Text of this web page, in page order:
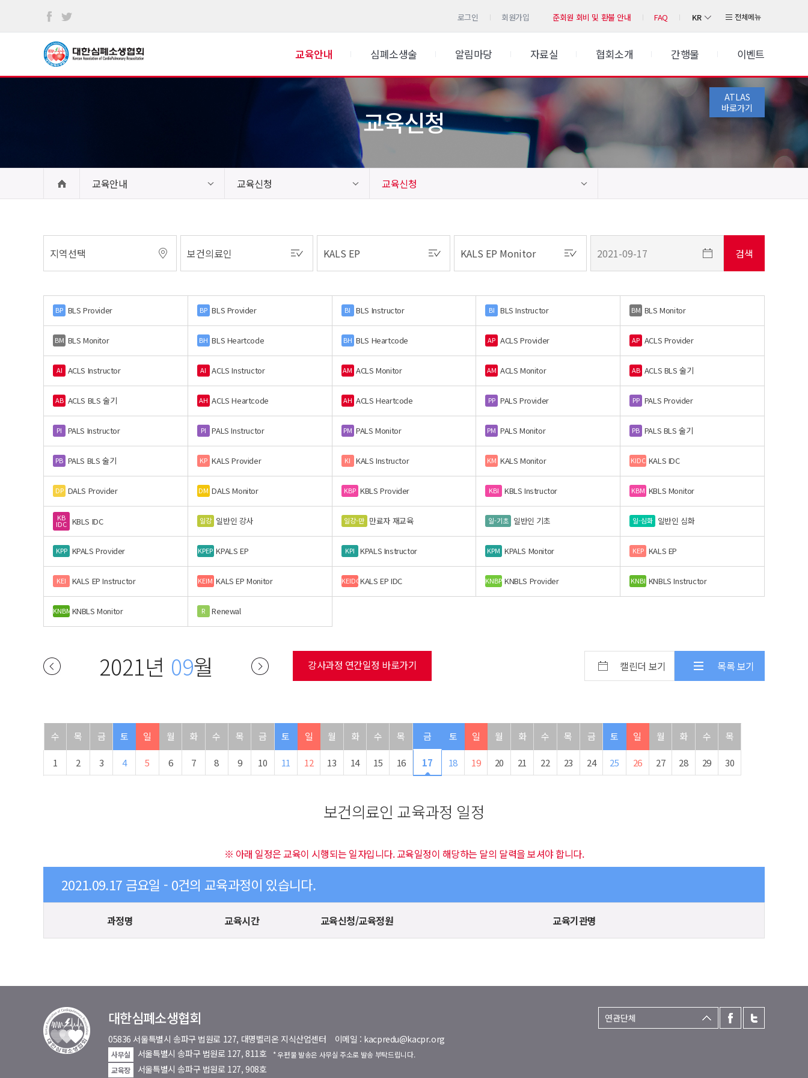
로그인 회원가입 준회원 회비 및 환불 안내 FAQ KR 전체메뉴
교육안내 심폐소생술 알림마당 자료실 협회소개 간행물 이벤트
ATLAS
바로가기
교육신청
교육안내 교육신청 교육신청
BP BLS Provider BP BLS Provider BI BLS Instructor BI BLS Instructor BM BLS Monitor
BM BLS Monitor BH BLS Heartcode BH BLS Heartcode AP ACLS Provider AP ACLS Provider
AI ACLS Instructor AI ACLS Instructor AM ACLS Monitor AM ACLS Monitor AB ACLS BLS 술기
AB ACLS BLS 술기 AH ACLS Heartcode AH ACLS Heartcode PP PALS Provider PP PALS Provider
PI PALS Instructor PI PALS Instructor PM PALS Monitor PM PALS Monitor PB PALS BLS 술기
PB PALS BLS 술기 KP KALS Provider KI KALS Instructor KM KALS Monitor KIDC KALS IDC
DP DALS Provider DM DALS Monitor KBP KBLS Provider KBI KBLS Instructor KBM KBLS Monitor
KB
IDC KBLS IDC 일강 일반인 강사 일강-만 만료자 재교육 일-기초 일반인 기초 일-심화 일반인 심화
KPP KPALS Provider KPEP KPALS EP KPI KPALS Instructor KPM KPALS Monitor KEP KALS EP
KEI KALS EP Instructor KEIM KALS EP Monitor KEIDCKALS EP IDC KNBP KNBLS Provider KNBI KNBLS Instructor
KNBM KNBLS Monitor R Renewal
2021년 09월 강사과정 연간일정 바로가기 캘린더 보기 목록 보기
수 목 금 토 일 월 화 수 목 금 토 일 월 화 수 목 금 토 일 월 화 수 목 금 토 일 월 화 수 목
1 2 3 4 5 6 7 8 9 10 11 12 13 14 15 16 17 18 19 20 21 22 23 24 25 26 27 28 29 30
보건의료인 교육과정 일정
※ 아래 일정은 교육이 시행되는 일자입니다. 교육일정이 해당하는 달의 달력을 보셔야 합니다.
2021.09.17 금요일 - 0건의 교육과정이 있습니다.
과정명 교육시간 교육신청/교육정원 교육기관명
대한심폐소생협회
05836 서울특별시 송파구 법원로 127, 대명벨리온 지식산업센터 이메일 : kacpredu@kacpr.org
사무실 서울특별시 송파구 법원로 127, 811호
* 우편물 발송은 사무실 주소로 발송 부탁드립니다.
교육장
서울특별시 송파구 법원로 127, 908호